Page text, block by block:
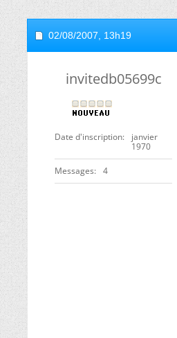
02/08/2007, 13h19
invitedb05699c
Date d'inscription
janvier
1970
Messages 4